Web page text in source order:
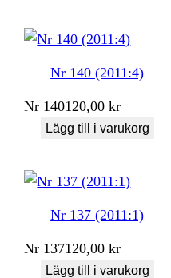
Nr 140 (2011:4)
Nr 140120,00kr
Lägg till i varukorg
Nr 137 (2011:1)
Nr 137120,00kr
Lägg till i varukorg